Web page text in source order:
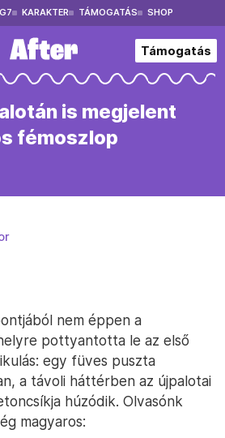
G7 KARAKTER TÁMOGATÁS SHOP
Támogatás
is megjelent
fémoszlop
nem éppen a
pottyantotta le az első
egy füves puszta
a távoli háttérben az újpalotai
húzódik. Olvasónk
magyaros: